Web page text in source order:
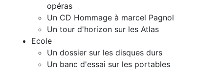
opéras
Un CD Hommage à marcel Pagnol
Un tour d'horizon sur les Atlas
Ecole
Un dossier sur les disques durs
Un banc d'essai sur les portables